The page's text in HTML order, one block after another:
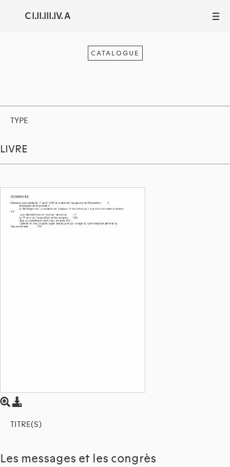
C I.II.III.IV. A III
CATALOGUE
TYPE
LIVRE
TITRE(S)
Les messages et les congrès